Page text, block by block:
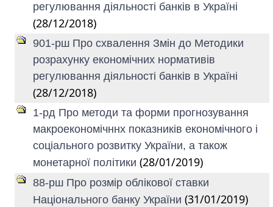
регулювання діяльності банків в Україні
(28/12/2018)
901-рш Про схвалення Змін до Методики
розрахунку економічних нормативів
регулювання діяльності банків в Україні
(28/12/2018)
1-рд Про методи та форми прогнозування
макроекономічннх показників економічного і
соціального розвитку України, а також
монетарної політики (28/01/2019)
88-рш Про розмір облікової ставки
Національного банку України (31/01/2019)